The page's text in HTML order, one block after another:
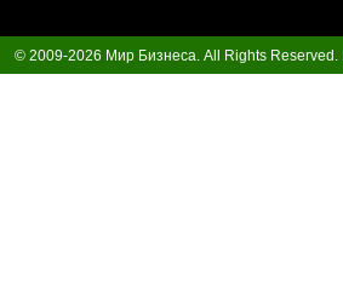
© 2009-2026 Мир Бизнеса. All Rights Reserved.